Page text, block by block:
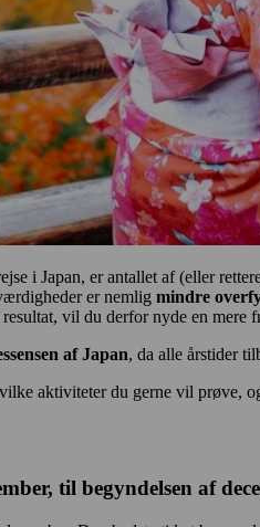
i Japan, er antallet af (eller
er nemlig mindre
vil du derfor nyde en mere
af Japan, da alle årstider
aktiviteter du gerne vil prøve,
til begyndelsen af